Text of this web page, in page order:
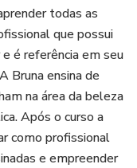
todas as
que possui
é referência em seu
Bruna ensina de
na área da beleza
Após o curso a
como profissional
e empreender